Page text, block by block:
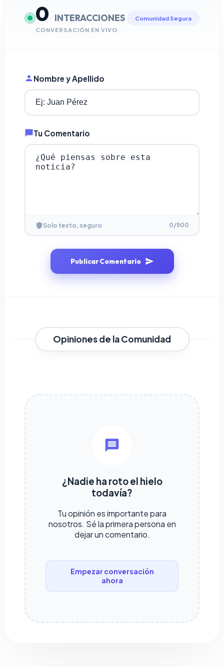
0 INTERACCIONES
CONVERSACIÓN EN VIVO
Comunidad Segura
Nombre y Apellido
Tu Comentario
Solo texto, seguro 0/500
Publicar Comentario
Opiniones de la Comunidad
¿Nadie ha roto el hielo
todavía?
Tu opinión es importante para
nosotros. Sé la primera persona en
dejar un comentario.
Empezar conversación
ahora